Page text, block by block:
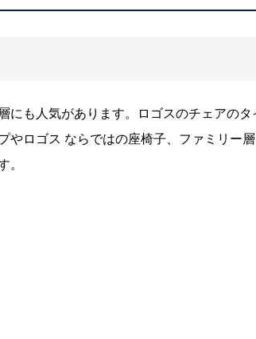
にも人気があります。ロゴスのチェアのタ
やロゴス ならではの座椅子、ファミリー